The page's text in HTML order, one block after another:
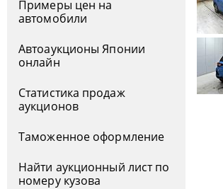
Примеры цен на
автомобили
Автоаукционы Японии
онлайн
Статистика продаж
аукционов
Таможенное оформление
Найти аукционный лист по
номеру кузова